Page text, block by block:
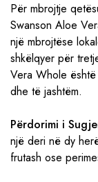
Për mbrojtje
Swanson Aloe
një mbrojtëse
shkëlqyer për
Vera Whole
dhe të jashtëm.
Përdorimi i
një deri në dy
frutash ose